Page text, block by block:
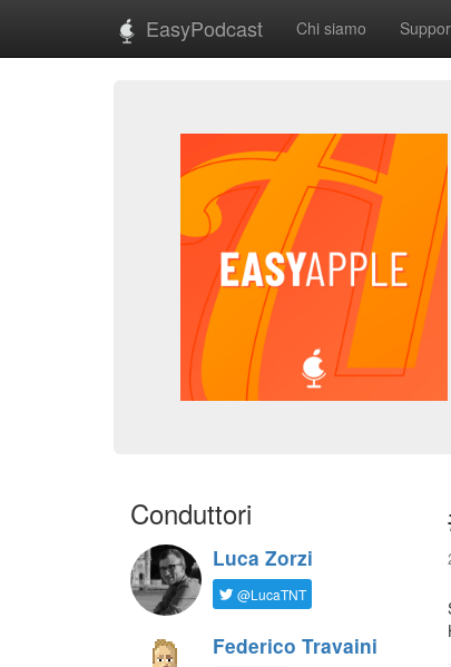
EasyPodcast Chi siamo
Conduttori
Luca Zorzi
@LucaTNT
Federico Travaini